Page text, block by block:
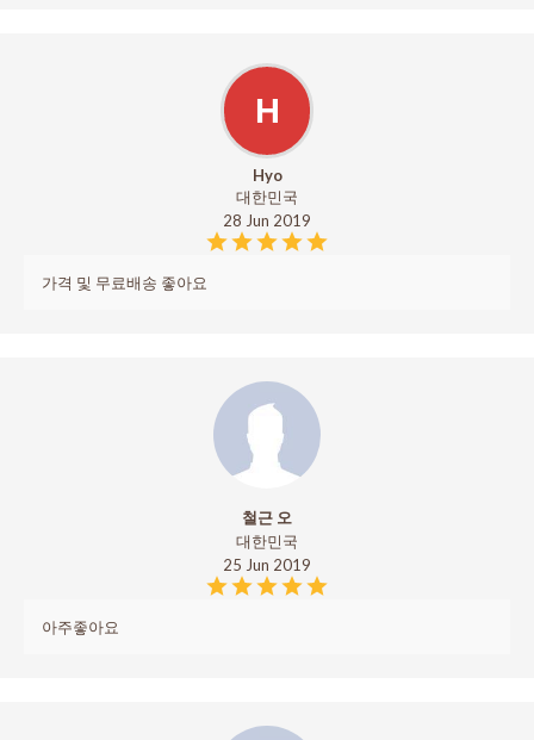
H
Hyo
대한민국
28 Jun 2019
가격 및 무료배송 좋아요
철근 오
대한민국
25 Jun 2019
아주좋아요